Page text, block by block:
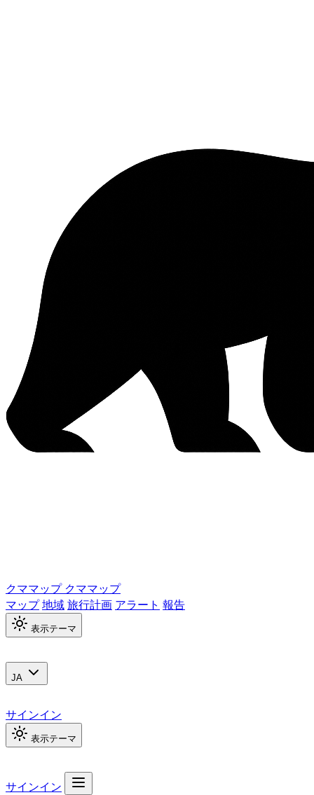
クママップ クママップ
マップ地域旅行計画 アラート 報告
表示テーマ
JA
サインイン
表示テーマ
サインイン